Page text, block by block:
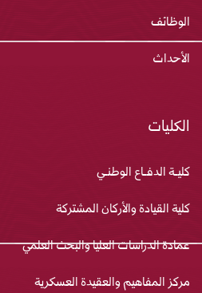
الوظائف
الأحداث
الكليات
كليـة الدفـاع الوطنـي
كلية القيادة والأركان المشتركة
عمادة الدراسات العليا والبحث العلمي
مركز المفاهيم والعقيدة العسكرية